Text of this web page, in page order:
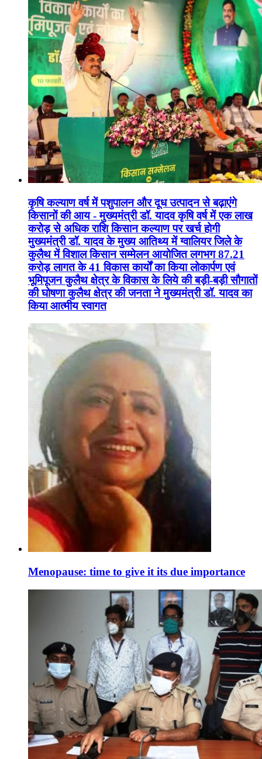
कृषि कल्याण वर्ष में पशुपालन और दूध उत्पादन से बढ़ाएंगे
किसानों की आय - मुख्यमंत्री डॉ. यादव कृषि वर्ष में एक लाख
करोड़ से अधिक राशि किसान कल्याण पर खर्च होगी
मुख्यमंत्री डॉ. यादव के मुख्य आतिथ्य में ग्वालियर जिले के
कुलैथ में विशाल किसान सम्मेलन आयोजित लगभग 87.21
करोड़ लागत के 41 विकास कार्यों का किया लोकार्पण एवं
भूमिपूजन कुलैथ क्षेत्र के विकास के लिये की बड़ी-बड़ी सौगातों
की घोषणा कुलैथ क्षेत्र की जनता ने मुख्यमंत्री डॉ. यादव का
किया आत्मीय स्वागत
Menopause: time to give it its due importance